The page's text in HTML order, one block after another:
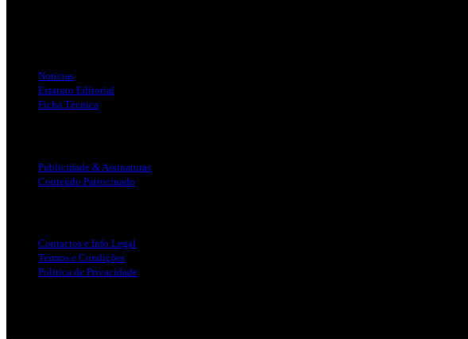
Notícias
Estatuto Editorial
Ficha Técnica
Publicidade & Assinaturas
Conteúdo Patrocinado
Contactos e Info Legal
Termos e Condições
Politica de Privacidade